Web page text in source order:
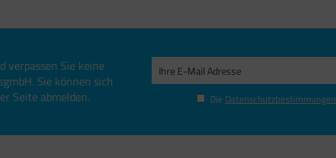
verpassen Sie keine
Sie können sich
Seite abmelden.
Die Datenschutzbestimmungen